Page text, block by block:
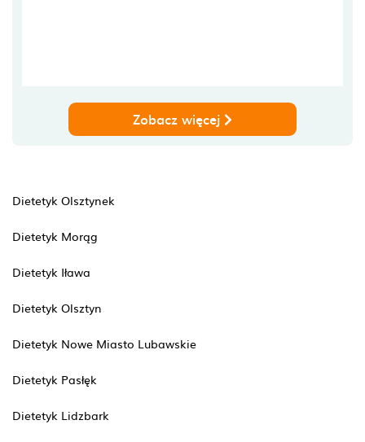
Zobacz więcej
Dietetyk Olsztynek
Dietetyk Morąg
Dietetyk Iława
Dietetyk Olsztyn
Dietetyk Nowe Miasto Lubawskie
Dietetyk Pasłęk
Dietetyk Lidzbark